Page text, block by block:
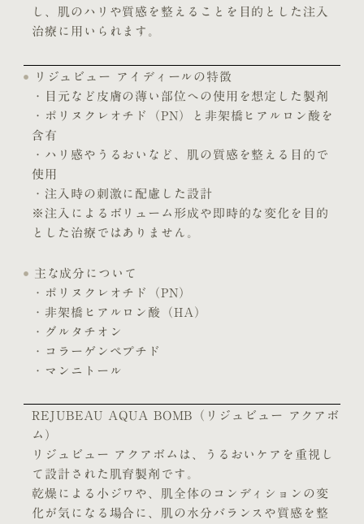
し、肌のハリや質感を整えることを目的とした注入
治療に用いられます。
リジュビュー アイディールの特徴
・目元など皮膚の薄い部位への使用を想定した製剤
・ポリヌクレオチド（PN）と非架橋ヒアルロン酸を
含有
・ハリ感やうるおいなど、肌の質感を整える目的で
使用
・注入時の刺激に配慮した設計
※注入によるボリューム形成や即時的な変化を目的
とした治療ではありません。
主な成分について
・ポリヌクレオチド（PN）
・非架橋ヒアルロン酸（HA）
・グルタチオン
・コラーゲンペプチド
・マンニトール
REJUBEAU AQUA BOMB（リジュビュー アクアボ
ム）
リジュビュー アクアボムは、うるおいケアを重視し
て設計された肌育製剤です。
乾燥による小ジワや、肌全体のコンディションの変
化が気になる場合に、肌の水分バランスや質感を整